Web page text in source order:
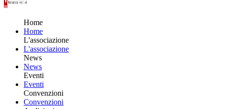
Home
Home
L'associazione
L'associazione
News
News
Eventi
Eventi
Convenzioni
Convenzioni